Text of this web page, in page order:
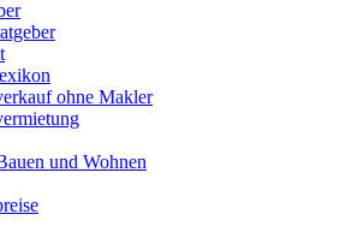
ohne Makler
und Wohnen